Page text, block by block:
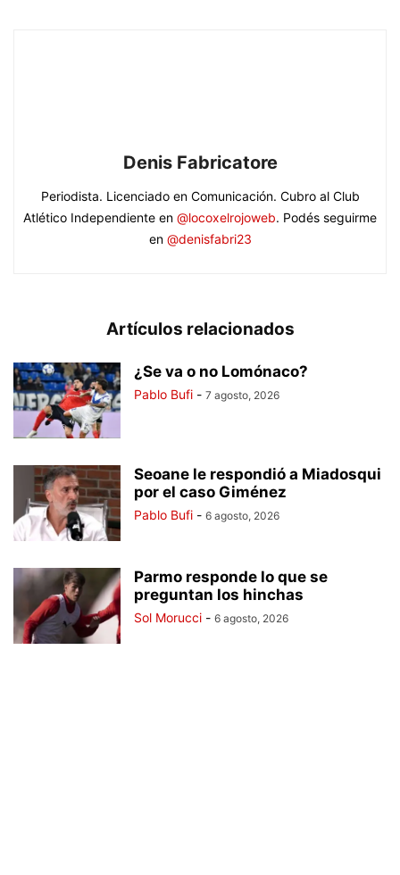
Denis Fabricatore
Periodista. Licenciado en Comunicación. Cubro al Club
Atlético Independiente en @locoxelrojoweb. Podés seguirme
en @denisfabri23
Artículos relacionados
¿Se va o no Lomónaco?
Pablo Bufi - 7 agosto, 2026
Seoane le respondió a Miadosqui
por el caso Giménez
Pablo Bufi - 6 agosto, 2026
Parmo responde lo que se
preguntan los hinchas
Sol Morucci - 6 agosto, 2026